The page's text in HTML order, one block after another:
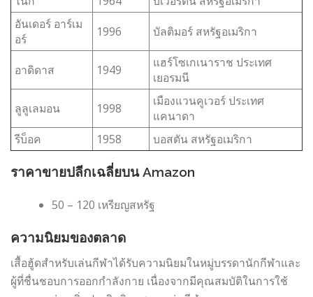
อันเดอร์ อาร์เม
อร์
1996 บัลติมอร์ สหรัฐอเมริกา
อาดิดาส 1949
แฮร์โซเกเนาราช ประเทศ
เยอรมนี
ลูลูเลมอน
1998
เมืองแวนคูเวอร์ ประเทศ
แคนาดา
รีบ็อค
1958 บอสตัน สหรัฐอเมริกา
ราคาขายปลีกเฉลี่ยบน Amazon
50 – 120 เหรียญสหรัฐ
ความนิยมของตลาด
เสื้อฮู้ดสำหรับเล่นกีฬาได้รับความนิยมในหมู่บรรดานักกีฬาและ
ผู้ที่ชื่นชอบการออกกำลังกาย เนื่องจากมีคุณสมบัติในการใช้